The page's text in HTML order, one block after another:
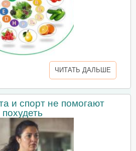
ЧИТАТЬ ДАЛЬШЕ
и спорт не помогают
похудеть